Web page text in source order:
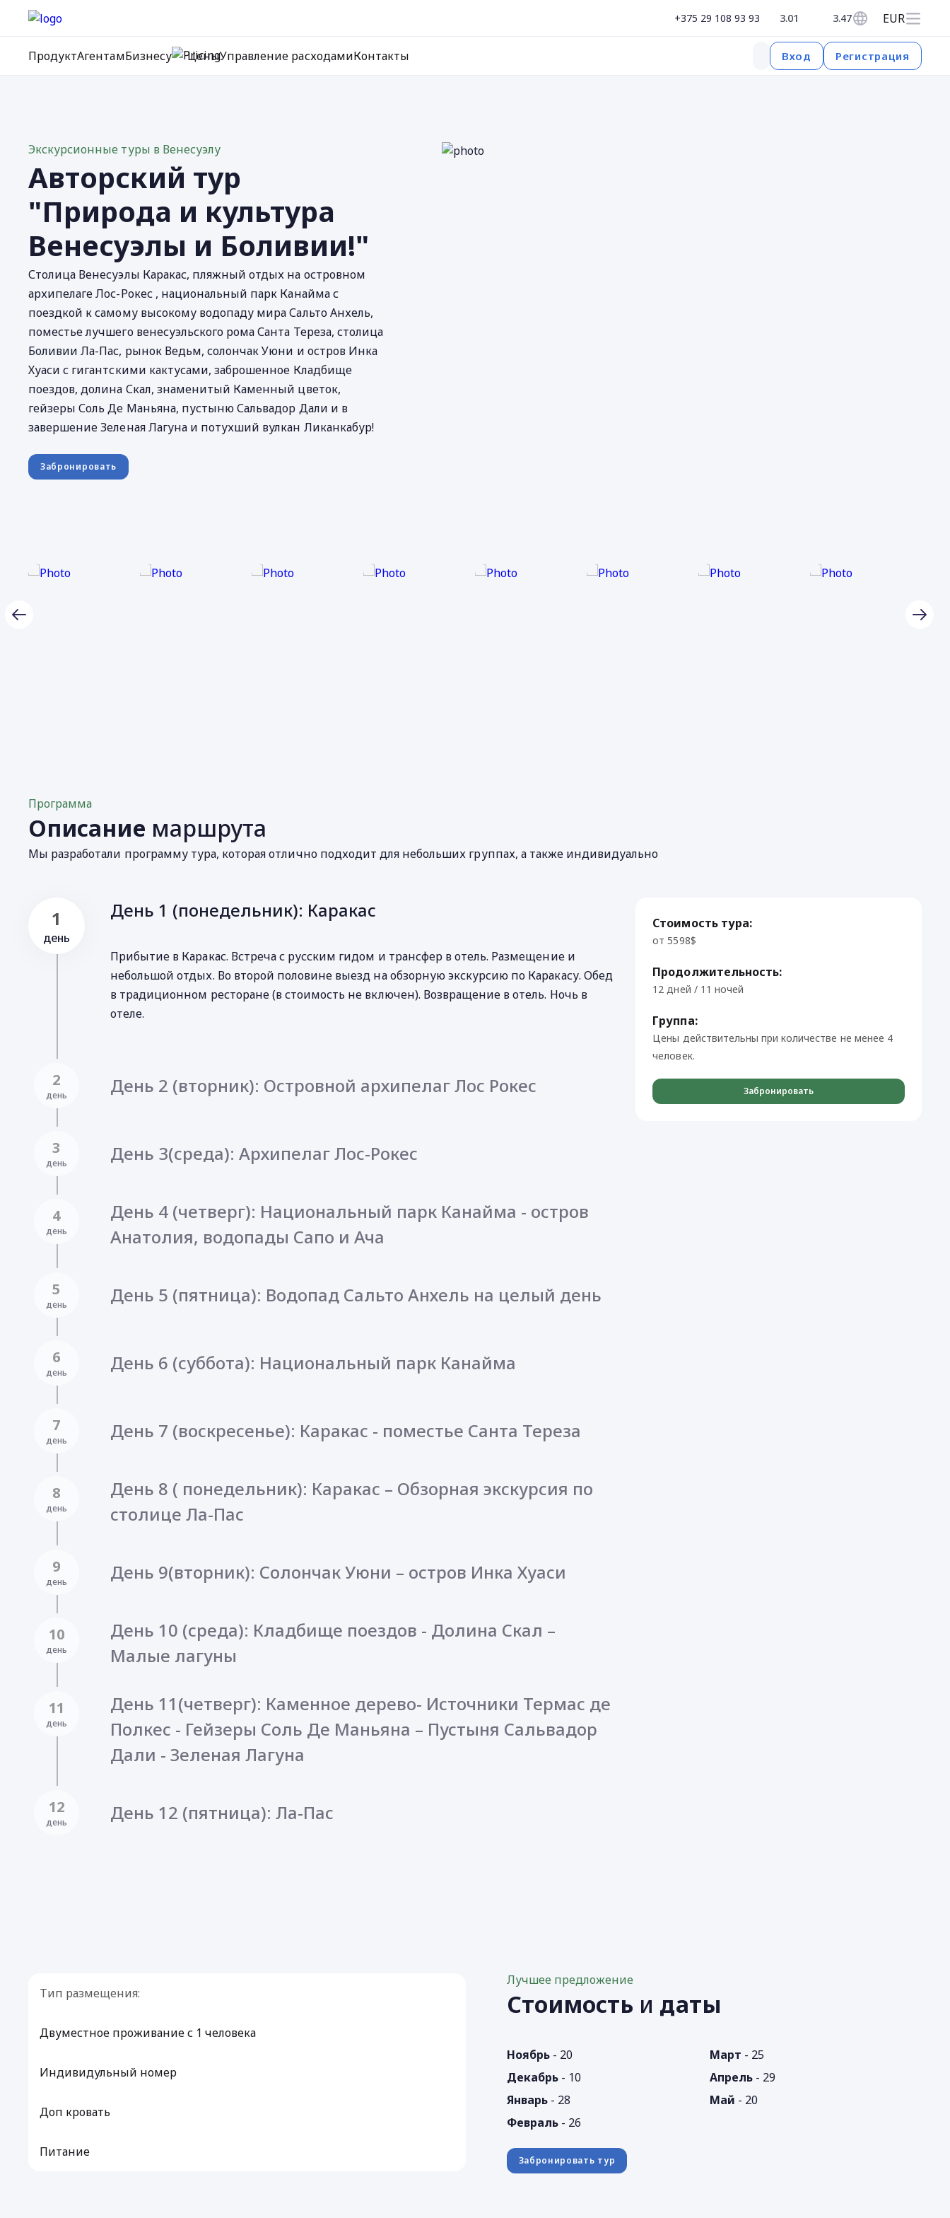
+375 29 108 93 93 3.01 3.47 EUR
ПродуктАгентамБизнесу ЦеныУправление расходамиКонтакты Вход Регистрация
Экскурсионные туры в Венесуэлу
Авторский тур
"Природа и культура
Венесуэлы и Боливии!"
Столица Венесуэлы Каракас, пляжный отдых на островном
архипелаге Лос-Рокес , национальный парк Канайма с
поездкой к самому высокому водопаду мира Сальто Анхель,
поместье лучшего венесуэльского рома Санта Тереза, столица
Боливии Ла-Пас, рынок Ведьм, солончак Уюни и остров Инка
Хуаси с гигантскими кактусами, заброшенное Кладбище
поездов, долина Скал, знаменитый Каменный цветок,
гейзеры Соль Де Маньяна, пустыню Сальвадор Дали и в
завершение Зеленая Лагуна и потухший вулкан Ликанкабур!
Забронировать
Программа
Описание маршрута
Мы разработали программу тура, которая отлично подходит для небольших группах, а также индивидуально
1
день
День 1 (понедельник): Каракас
Прибытие в Каракас. Встреча с русским гидом и трансфер в отель. Размещение и
небольшой отдых. Во второй половине выезд на обзорную экскурсию по Каракасу. Обед
в традиционном ресторане (в стоимость не включен). Возвращение в отель. Ночь в
отеле.
2
день День 2 (вторник): Островной архипелаг Лос Рокес
3
день День 3(среда): Архипелаг Лос-Рокес
4
день
День 4 (четверг): Национальный парк Канайма - остров
Анатолия, водопады Сапо и Ача
5
день День 5 (пятница): Водопад Сальто Анхель на целый день
6
день День 6 (суббота): Национальный парк Канайма
7
день День 7 (воскресенье): Каракас - поместье Санта Тереза
8
день
День 8 ( понедельник): Каракас – Обзорная экскурсия по
столице Ла-Пас
9
день День 9(вторник): Солончак Уюни – остров Инка Хуаси
10
день
День 10 (среда): Кладбище поездов - Долина Скал –
Малые лагуны
11
день
День 11(четверг): Каменное дерево- Источники Термас де
Полкес - Гейзеры Соль Де Маньяна – Пустыня Сальвадор
Дали - Зеленая Лагуна
12
день День 12 (пятница): Ла-Пас
Стоимость тура:
от 5598$
Продолжительность:
12 дней / 11 ночей
Группа:
Цены действительны при количестве не менее 4
человек.
Забронировать
Тип размещения:
Двуместное проживание с 1 человека
Индивидульный номер
Доп кровать
Питание
Лучшее предложение
Стоимость и даты
Ноябрь- 20
Декабрь- 10
Январь- 28
Февраль- 26
Март - 25
Апрель - 29
Май - 20
Забронировать тур